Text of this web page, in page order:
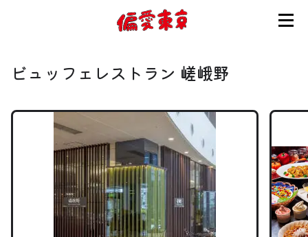
使い方
ログイン
会員登録
ビュッフェレストラン 嵯峨野